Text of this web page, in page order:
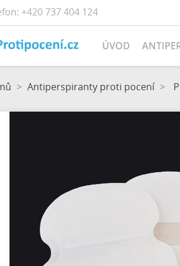
+420 737 404 124
ÚVOD
Antiperspiranty proti pocení